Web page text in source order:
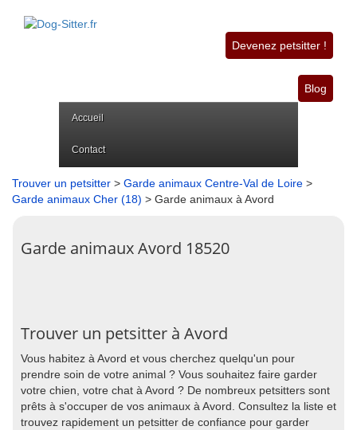
Devenez petsitter !
Blog
Accueil
Contact
Trouver un petsitter > Garde animaux Centre-Val de Loire >
Garde animaux Cher (18) > Garde animaux à Avord
Garde animaux Avord 18520
Trouver un petsitter à Avord
Vous habitez à Avord et vous cherchez quelqu'un pour
prendre soin de votre animal ? Vous souhaitez faire garder
votre chien, votre chat à Avord ? De nombreux petsitters sont
prêts à s'occuper de vos animaux à Avord. Consultez la liste et
trouvez rapidement un petsitter de confiance pour garder